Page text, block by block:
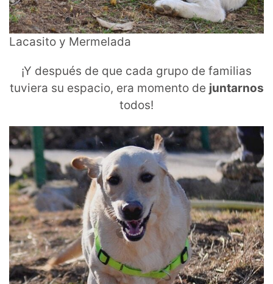
Lacasito y Mermelada
¡Y después de que cada grupo de familias
tuviera su espacio, era momento de juntarnos
todos!